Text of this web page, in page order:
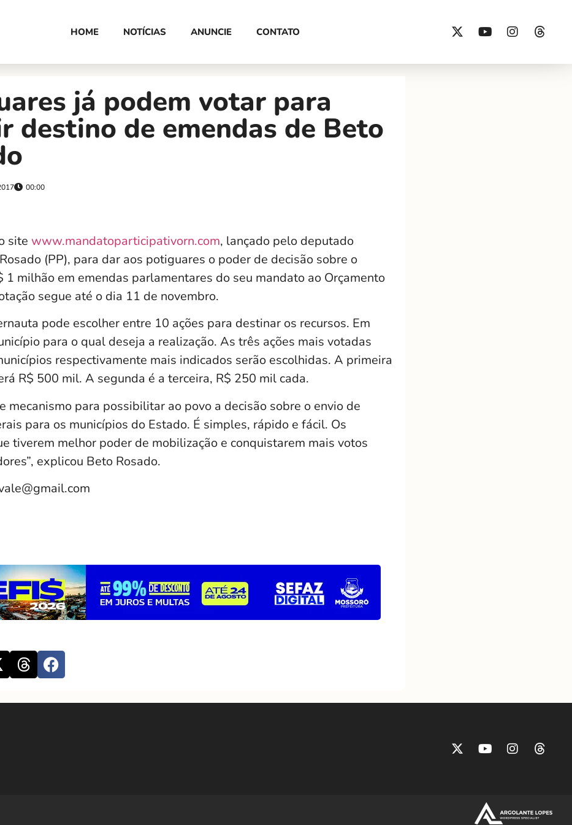
HOME NOTÍCIAS ANUNCIE CONTATO
já podem votar para
destino de emendas de Beto
00:00
site www.mandatoparticipativorn.com, lançado pelo deputado
(PP), para dar aos potiguares o poder de decisão sobre o
1 milhão em emendas parlamentares do seu mandato ao Orçamento
segue até o dia 11 de novembro.
pode escolher entre 10 ações para destinar os recursos. Em
para o qual deseja a realização. As três ações mais votadas
respectivamente mais indicados serão escolhidas. A primeira
R$ 500 mil. A segunda é a terceira, R$ 250 mil cada.
mecanismo para possibilitar ao povo a decisão sobre o envio de
para os municípios do Estado. É simples, rápido e fácil. Os
tiverem melhor poder de mobilização e conquistarem mais votos
explicou Beto Rosado.